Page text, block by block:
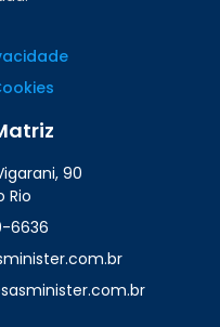
90
Rio
6636